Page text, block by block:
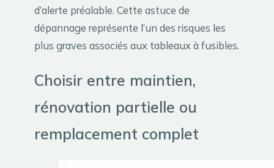
d’alerte préalable. Cette astuce de
dépannage représente l’un des risques les
plus graves associés aux tableaux à fusibles.
Choisir entre maintien,
rénovation partielle ou
remplacement complet